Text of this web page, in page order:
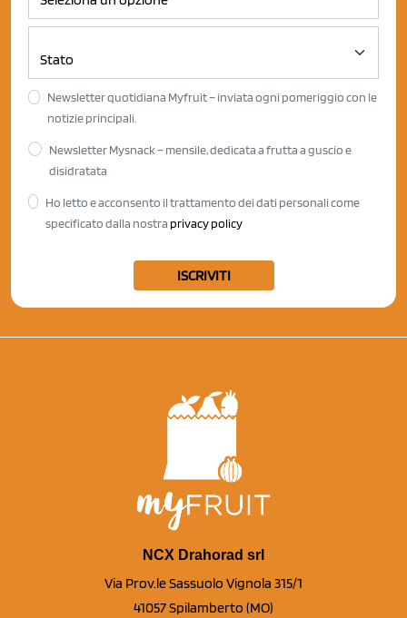
Newsletter quotidiana Myfruit – inviata ogni pomeriggio con le
notizie principali.
Newsletter Mysnack – mensile, dedicata a frutta a guscio e
disidratata
Ho letto e acconsento il trattamento dei dati personali come
specificato dalla nostra privacy policy
ISCRIVITI
NCX Drahorad srl
Via Prov.le Sassuolo Vignola 315/1
41057 Spilamberto (MO)